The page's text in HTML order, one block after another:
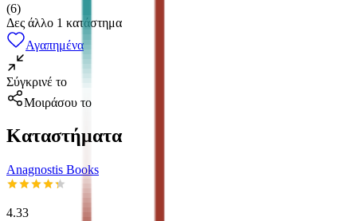
(6)
Δες άλλο 1 κατάστημα
Αγαπημένα
Σύγκρινέ το
Μοιράσου το
Καταστήματα
Anagnostis Books
4.33